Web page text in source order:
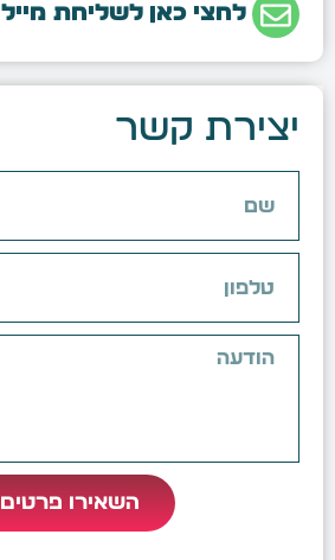
לחצי כאן לשליחת מייל
יצירת קשר
השאירו פרטים